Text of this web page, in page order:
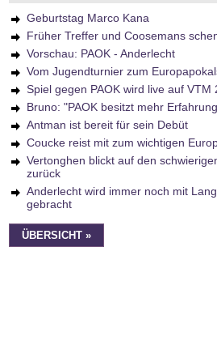
Geburtstag Marco Kana
Früher Treffer und Coosemans
Vorschau: PAOK - Anderlecht
Vom Jugendturnier zum
Spiel gegen PAOK wird live auf VTM
Bruno: "PAOK besitzt mehr
Antman ist bereit für sein Debüt
Coucke reist mit zum wichtigen
Vertonghen blickt auf den
zurück
Anderlecht wird immer noch mit
gebracht
ÜBERSICHT »